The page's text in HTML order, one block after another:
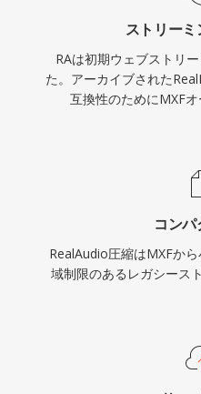
た永続的な技術的貢献
取って代わられました
らの膨大なRAコンテ
現在のデバイスでの
ストリー
RAは初期ウェブストリ
た。アーカイブされた
互換性のためにMXFオ
コン
RealAudio圧縮はMXFか
域制限のあるレガシース